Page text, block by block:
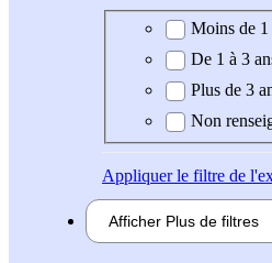
Expérience demandée
Moins de 1
De 1 à 3
Plus de 3
Non
Appliquerle filtre de
Afficher Plus de filtres